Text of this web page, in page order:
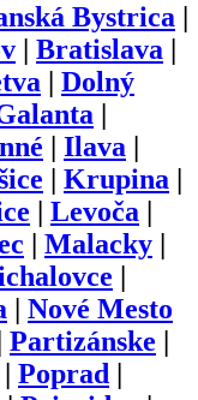
Bystrica
Bratislava
Dolný
Ilava
Krupina
Levoča
Malacky
Nové Mesto
Partizánske
Poprad